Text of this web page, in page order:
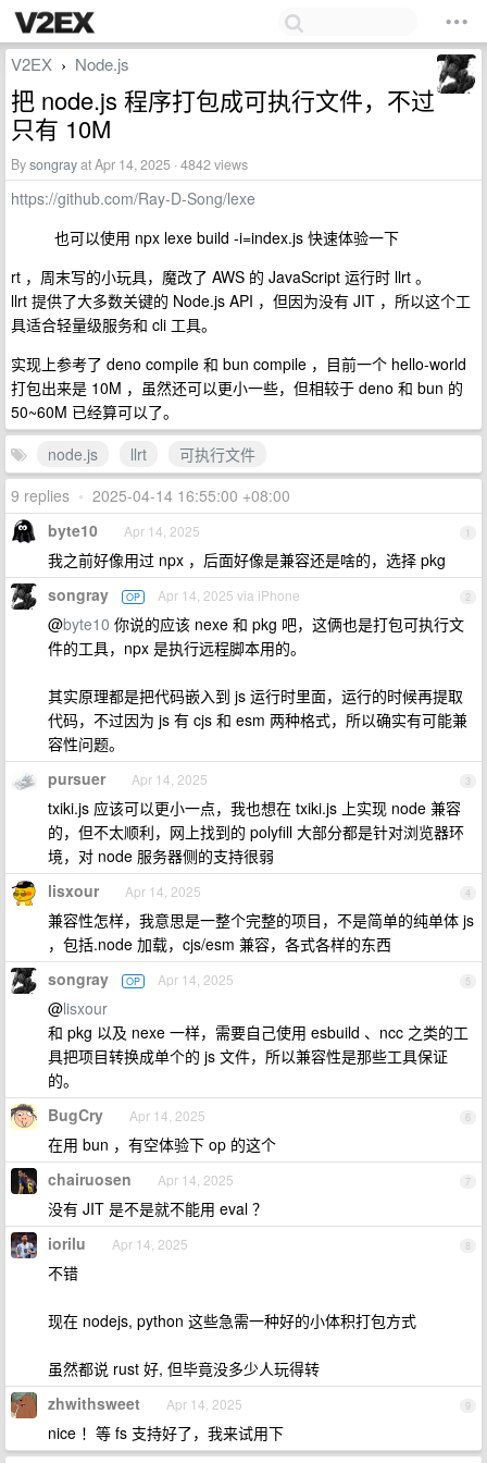
V2EX › Node.js
把 node.js 程序打包成可执行文件，不过
只有 10M
Bysongrayat Apr 14, 2025 · 4842 views
https://github.com/Ray-D-Song/lexe
也可以使用 npx lexe build -i=index.js 快速体验一下
rt ，周末写的小玩具，魔改了 AWS 的 JavaScript 运行时 llrt 。
llrt 提供了大多数关键的 Node.js API ，但因为没有 JIT ，所以这个工
具适合轻量级服务和 cli 工具。
实现上参考了 deno compile 和 bun compile ，目前一个 hello-world
打包出来是 10M ，虽然还可以更小一些，但相较于 deno 和 bun 的
50~60M 已经算可以了。
node.js
llrt
可执行文件
9 replies • 2025-04-14 16:55:00 +08:00
1
byte10 Apr 14, 2025
我之前好像用过 npx ，后面好像是兼容还是啥的，选择 pkg
2
songray OP Apr 14, 2025 via iPhone
@byte10 你说的应该 nexe 和 pkg 吧，这俩也是打包可执行文
件的工具，npx 是执行远程脚本用的。
其实原理都是把代码嵌入到 js 运行时里面，运行的时候再提取
代码，不过因为 js 有 cjs 和 esm 两种格式，所以确实有可能兼
容性问题。
3
pursuer Apr 14, 2025
txiki.js 应该可以更小一点，我也想在 txiki.js 上实现 node 兼容
的，但不太顺利，网上找到的 polyfill 大部分都是针对浏览器环
境，对 node 服务器侧的支持很弱
4
lisxour Apr 14, 2025
兼容性怎样，我意思是一整个完整的项目，不是简单的纯单体 js
，包括.node 加载，cjs/esm 兼容，各式各样的东西
5
songray OP Apr 14, 2025
@lisxour
和 pkg 以及 nexe 一样，需要自己使用 esbuild 、ncc 之类的工
具把项目转换成单个的 js 文件，所以兼容性是那些工具保证
的。
6
BugCry Apr 14, 2025
在用 bun ，有空体验下 op 的这个
7
chairuosen Apr 14, 2025
没有 JIT 是不是就不能用 eval ？
8
iorilu Apr 14, 2025
不错
现在 nodejs, python 这些急需一种好的小体积打包方式
虽然都说 rust 好, 但毕竟没多少人玩得转
9
zhwithsweet Apr 14, 2025
nice ！等 fs 支持好了，我来试用下